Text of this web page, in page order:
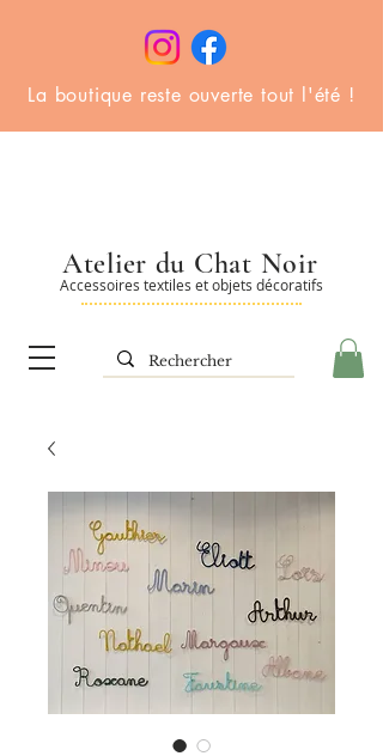
La boutique reste ouverte tout l'été !
Accessoires textiles et objets décoratifs
Atelier du Chat Noir